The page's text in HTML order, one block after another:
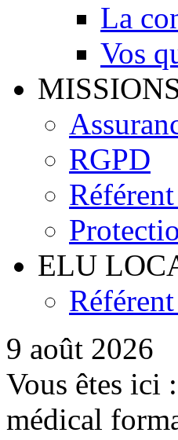
La
Vos
RGPD
ELU
9 août 2026
Vous êtes ici :
médical